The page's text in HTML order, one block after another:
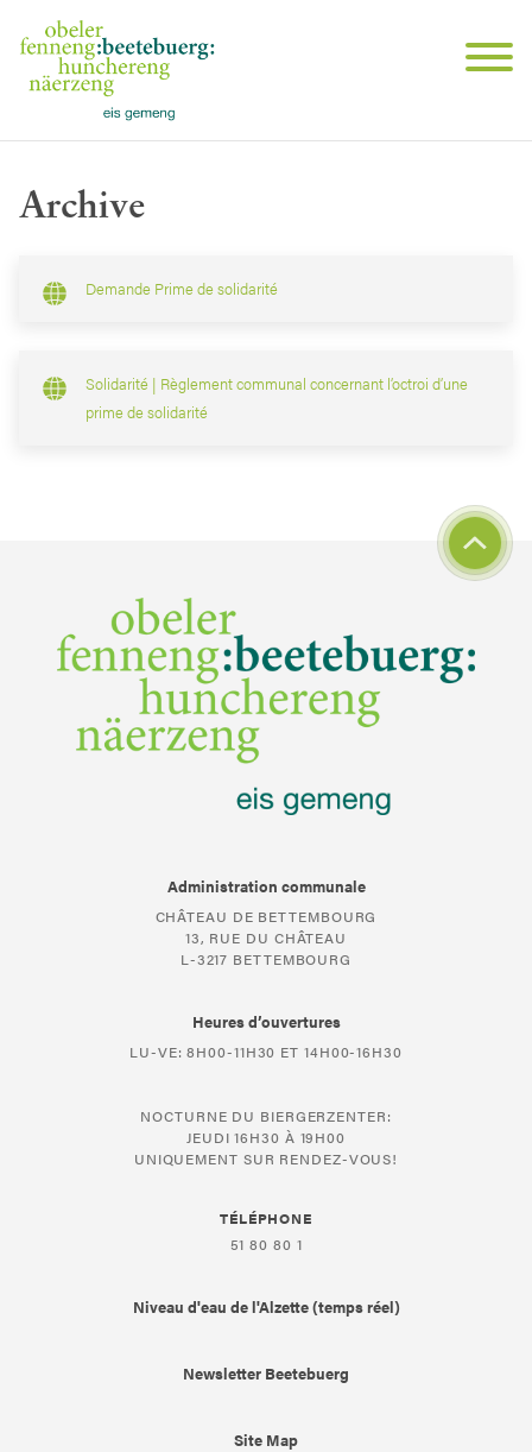
Archive
Demande Prime de solidarité
Solidarité | Règlement communal concernant l’octroi d’une
prime de solidarité
Administration communale
CHÂTEAU DE BETTEMBOURG
13, RUE DU CHÂTEAU
L-3217 BETTEMBOURG
Heures d’ouvertures
LU-VE: 8H00-11H30 ET 14H00-16H30
NOCTURNE DU BIERGERZENTER:
JEUDI 16H30 À 19H00
UNIQUEMENT SUR RENDEZ-VOUS!
TÉLÉPHONE
51 80 80 1
Niveau d'eau de l'Alzette (temps réel)
Newsletter Beetebuerg
Site Map